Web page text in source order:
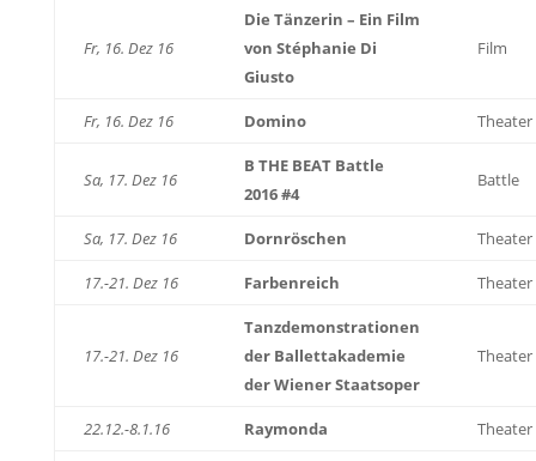
Fr, 16. Dez 16
Die Tänzerin – Ein Film
von Stéphanie Di
Giusto
Film
Fr, 16. Dez 16 Domino Theater
Sa, 17. Dez 16
B THE BEAT Battle
2016 #4
Battle
Sa, 17. Dez 16 Dornröschen Theater
17.-21. Dez 16 Farbenreich Theater
17.-21. Dez 16
Tanzdemonstrationen
der Ballettakademie
der Wiener Staatsoper
Theater
22.12.-8.1.16 Raymonda Theater